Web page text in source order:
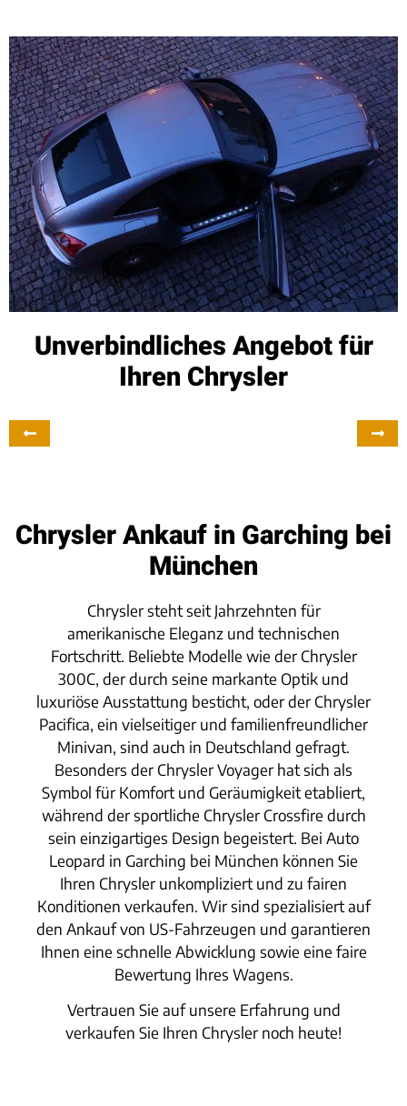
Unverbindliches Angebot für
Ihren Chrysler
Chrysler Ankauf in Garching bei
München
Chrysler steht seit Jahrzehnten für
amerikanische Eleganz und technischen
Fortschritt. Beliebte Modelle wie der Chrysler
300C, der durch seine markante Optik und
luxuriöse Ausstattung besticht, oder der Chrysler
Pacifica, ein vielseitiger und familienfreundlicher
Minivan, sind auch in Deutschland gefragt.
Besonders der Chrysler Voyager hat sich als
Symbol für Komfort und Geräumigkeit etabliert,
während der sportliche Chrysler Crossfire durch
sein einzigartiges Design begeistert. Bei Auto
Leopard in Garching bei München können Sie
Ihren Chrysler unkompliziert und zu fairen
Konditionen verkaufen. Wir sind spezialisiert auf
den Ankauf von US-Fahrzeugen und garantieren
Ihnen eine schnelle Abwicklung sowie eine faire
Bewertung Ihres Wagens.
Vertrauen Sie auf unsere Erfahrung und
verkaufen Sie Ihren Chrysler noch heute!